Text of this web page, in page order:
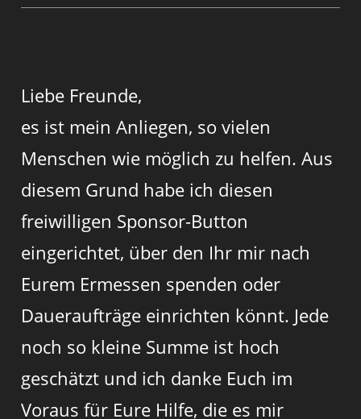
Liebe Freunde,
es ist mein Anliegen, so vielen
Menschen wie möglich zu helfen. Aus
diesem Grund habe ich diesen
freiwilligen Sponsor-Button
eingerichtet, über den Ihr mir nach
Eurem Ermessen spenden oder
Daueraufträge einrichten könnt. Jede
noch so kleine Summe ist hoch
geschätzt und ich danke Euch im
Voraus für Eure Hilfe, die es mir